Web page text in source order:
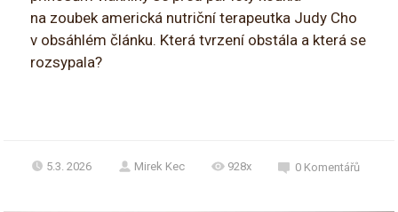
na zoubek americká nutriční terapeutka Judy Cho
v obsáhlém článku. Která tvrzení obstála a která se
rozsypala?
5.3. 2026 Mirek Kec 928x 0 Komentářů